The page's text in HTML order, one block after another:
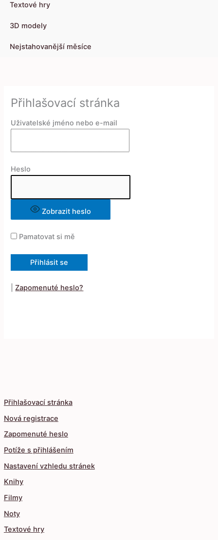
Textové hry
3D modely
Nejstahovanější měsíce
Přihlašovací stránka
Nová registrace
Zapomenuté heslo
Potíže s přihlášením
Nastavení vzhledu stránek
Knihy
Filmy
Noty
Textové hry
Přihlašovací stránka
Uživatelské jméno nebo e-mail
Heslo
Zobrazit heslo
Pamatovat si mě
|Zapomenuté heslo?